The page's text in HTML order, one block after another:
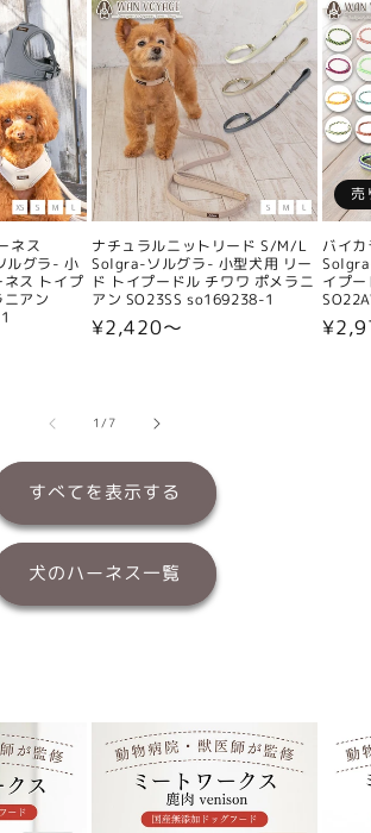
ネス
グラ- 小
ス トイプ
アン
ナチュラルニットリード S/M/L
Solgra-ソルグラ- 小型犬用 リー
ド トイプードル チワワ ポメラニ
アン SO23SS so169238-1
通
¥2,420〜
売
バイ
イプ
通
1/の
7
すべてを表示する
犬のハーネス一覧